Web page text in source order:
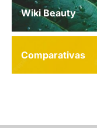
Wiki Beauty
Comparativas